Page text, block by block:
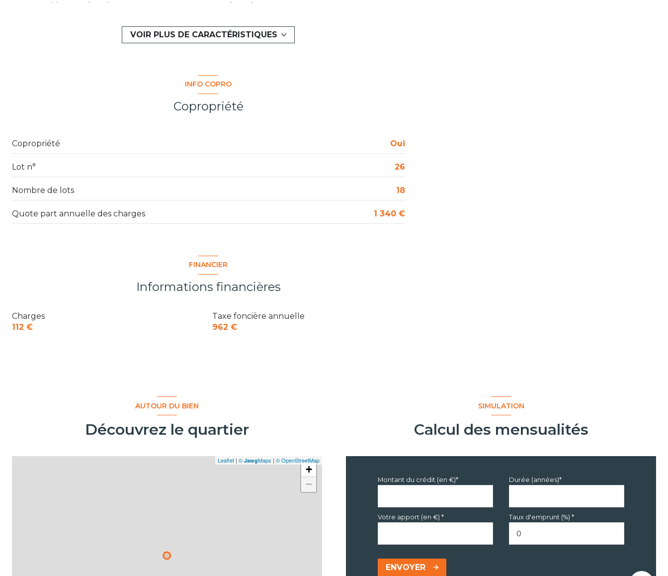
exposition Nord-Sud 2ème étage
ascenseur
interphone
VOIR PLUS DE CARACTÉRISTIQUES
INFO COPRO
Copropriété
Copropriété Oui
Lot n° 26
Nombre de lots 18
Quote part annuelle des charges 1 340 €
FINANCIER
Informations financières
Charges
112 €
Taxe foncière annuelle
962 €
AUTOUR DU BIEN
Découvrez le quartier
+
−
Leaflet | © JawgMaps | © OpenStreetMap
SIMULATION
Calcul des mensualités
Montant du crédit (en €)* Durée (années)*
Votre apport (en €) * Taux d'emprunt (%) *
ENVOYER